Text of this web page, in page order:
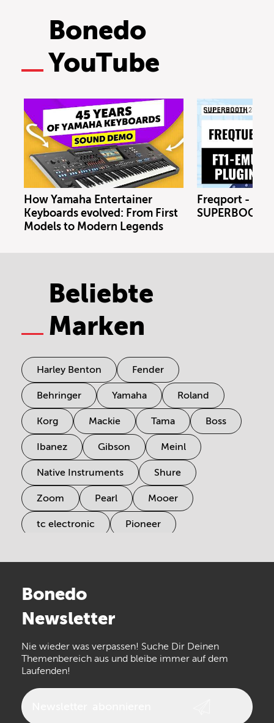
Bonedo
YouTube
How Yamaha Entertainer
Keyboards evolved: From First
Models to Modern Legends
Freqport -
Beliebte
Marken
Harley Benton Fender
Behringer Yamaha Roland
Korg Mackie Tama Boss
Ibanez Gibson Meinl
Native Instruments Shure
Zoom Pearl Mooer
tc electronic Pioneer
Arturia
the t.bone
Walrus Audio Epiphone
Bonedo
Newsletter
Nie wieder was verpassen! Suche Dir Deinen
Themenbereich aus und bleibe immer auf dem
Laufenden!